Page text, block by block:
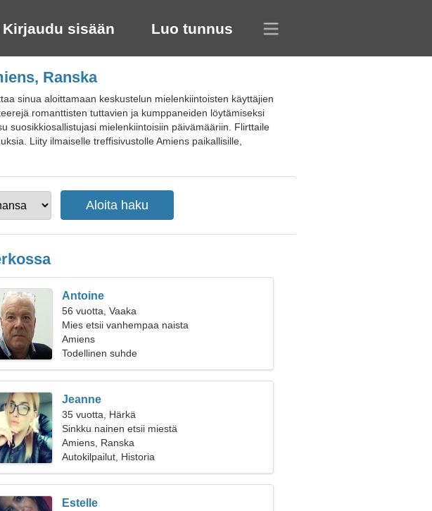
Kirjaudu sisään Luo tunnus
Ranska
sinua aloittamaan keskustelun mielenkiintoisten käyttäjien
romanttisten tuttavien ja kumppaneiden löytämiseksi
suosikkiosallistujasi mielenkiintoisiin päivämääriin. Flirttaile
Liity ilmaiselle treffisivustolle Amiens paikallisille,
Antoine
56 vuotta, Vaaka
Mies etsii vanhempaa naista
Amiens
Todellinen suhde
Jeanne
35 vuotta, Härkä
Sinkku nainen etsii miestä
Amiens, Ranska
Autokilpailut, Historia
Estelle